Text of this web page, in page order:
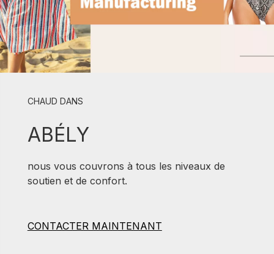
CHAUD DANS
ABÉLY
nous vous couvrons à tous les niveaux de
soutien et de confort.
CONTACTER MAINTENANT